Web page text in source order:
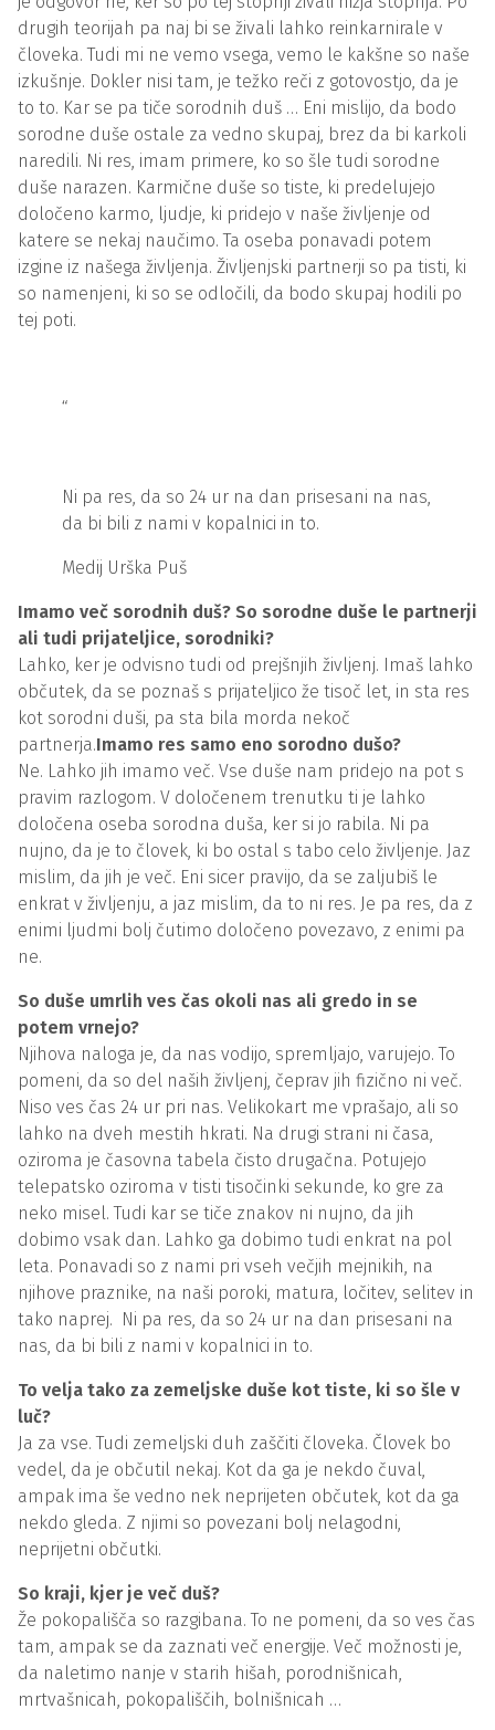
drugih teorijah pa naj bi se živali lahko reinkarnirale v
človeka. Tudi mi ne vemo vsega, vemo le kakšne so naše
izkušnje. Dokler nisi tam, je težko reči z gotovostjo, da je
to to. Kar se pa tiče sorodnih duš … Eni mislijo, da bodo
sorodne duše ostale za vedno skupaj, brez da bi karkoli
naredili. Ni res, imam primere, ko so šle tudi sorodne
duše narazen. Karmične duše so tiste, ki predelujejo
določeno karmo, ljudje, ki pridejo v naše življenje od
katere se nekaj naučimo. Ta oseba ponavadi potem
izgine iz našega življenja. Življenjski partnerji so pa tisti, ki
so namenjeni, ki so se odločili, da bodo skupaj hodili po
tej poti.
“
Ni pa res, da so 24 ur na dan prisesani na nas,
da bi bili z nami v kopalnici in to.
Medij Urška Puš
Imamo več sorodnih duš? So sorodne duše le partnerji
ali tudi prijateljice, sorodniki?
Lahko, ker je odvisno tudi od prejšnjih življenj. Imaš lahko
občutek, da se poznaš s prijateljico že tisoč let, in sta res
kot sorodni duši, pa sta bila morda nekoč
partnerja.Imamo res samo eno sorodno dušo?
Ne. Lahko jih imamo več. Vse duše nam pridejo na pot s
pravim razlogom. V določenem trenutku ti je lahko
določena oseba sorodna duša, ker si jo rabila. Ni pa
nujno, da je to človek, ki bo ostal s tabo celo življenje. Jaz
mislim, da jih je več. Eni sicer pravijo, da se zaljubiš le
enkrat v življenju, a jaz mislim, da to ni res. Je pa res, da z
enimi ljudmi bolj čutimo določeno povezavo, z enimi pa
ne.
So duše umrlih ves čas okoli nas ali gredo in se
potem vrnejo?
Njihova naloga je, da nas vodijo, spremljajo, varujejo. To
pomeni, da so del naših življenj, čeprav jih fizično ni več.
Niso ves čas 24 ur pri nas. Velikokart me vprašajo, ali so
lahko na dveh mestih hkrati. Na drugi strani ni časa,
oziroma je časovna tabela čisto drugačna. Potujejo
telepatsko oziroma v tisti tisočinki sekunde, ko gre za
neko misel. Tudi kar se tiče znakov ni nujno, da jih
dobimo vsak dan. Lahko ga dobimo tudi enkrat na pol
leta. Ponavadi so z nami pri vseh večjih mejnikih, na
njihove praznike, na naši poroki, matura, ločitev, selitev in
tako naprej. Ni pa res, da so 24 ur na dan prisesani na
nas, da bi bili z nami v kopalnici in to.
To velja tako za zemeljske duše kot tiste, ki so šle v
luč?
Ja za vse. Tudi zemeljski duh zaščiti človeka. Človek bo
vedel, da je občutil nekaj. Kot da ga je nekdo čuval,
ampak ima še vedno nek neprijeten občutek, kot da ga
nekdo gleda. Z njimi so povezani bolj nelagodni,
neprijetni občutki.
So kraji, kjer je več duš?
Že pokopališča so razgibana. To ne pomeni, da so ves čas
tam, ampak se da zaznati več energije. Več možnosti je,
da naletimo nanje v starih hišah, porodnišnicah,
mrtvašnicah, pokopališčih, bolnišnicah …